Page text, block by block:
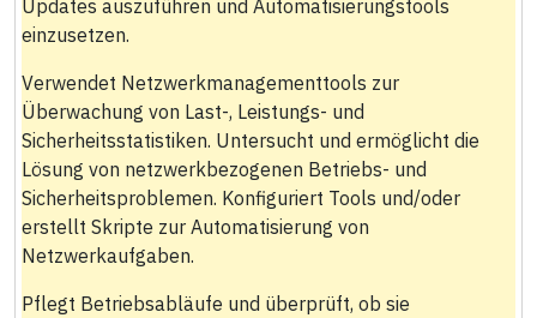
Updates auszuführen und Automatisierungstools
einzusetzen.
Verwendet Netzwerkmanagementtools zur
Überwachung von Last-, Leistungs- und
Sicherheitsstatistiken. Untersucht und ermöglicht die
Lösung von netzwerkbezogenen Betriebs- und
Sicherheitsproblemen. Konfiguriert Tools und/oder
erstellt Skripte zur Automatisierung von
Netzwerkaufgaben.
Pflegt Betriebsabläufe und überprüft, ob sie